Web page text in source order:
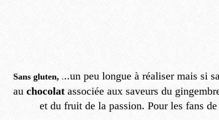
Sans gluten, ...un peu longue à réaliser mais si
au chocolat associée aux saveurs du
et du fruit de la passion. Pour les fans